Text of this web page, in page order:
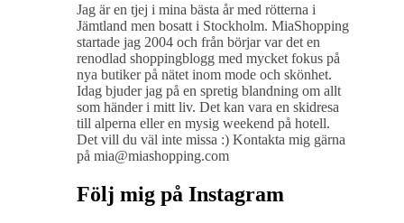
Jag är en tjej i mina bästa år med rötterna i
Jämtland men bosatt i Stockholm. MiaShopping
startade jag 2004 och från börjar var det en
renodlad shoppingblogg med mycket fokus på
nya butiker på nätet inom mode och skönhet.
Idag bjuder jag på en spretig blandning om allt
som händer i mitt liv. Det kan vara en skidresa
till alperna eller en mysig weekend på hotell.
Det vill du väl inte missa :) Kontakta mig gärna
på mia@miashopping.com
Följ mig på Instagram